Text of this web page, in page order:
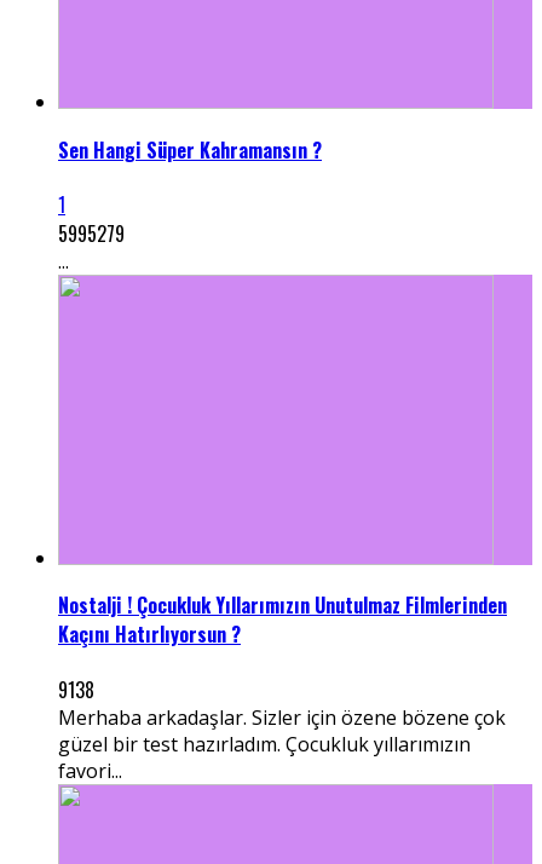
Sen Hangi Süper Kahramansın ?
1
5995279
...
Nostalji ! Çocukluk Yıllarımızın Unutulmaz Filmlerinden
Kaçını Hatırlıyorsun ?
9138
Merhaba arkadaşlar. Sizler için özene bözene çok
güzel bir test hazırladım. Çocukluk yıllarımızın
favori...